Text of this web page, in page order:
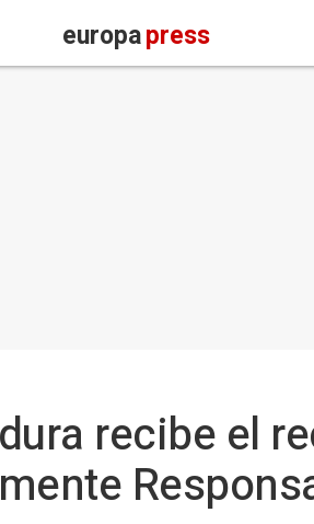
europapress
recibe el